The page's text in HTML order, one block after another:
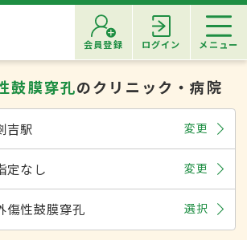
会員登録 ログイン メニュー
鼓膜穿孔のクリニック・病院
吉駅 変更
定なし 変更
傷性鼓膜穿孔 選択